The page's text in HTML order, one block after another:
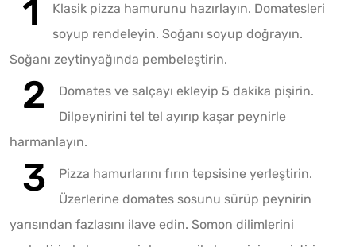
Klasik pizza hamurunu hazırlayın. Domatesleri
soyup rendeleyin. Soğanı soyup doğrayın.
Soğanı zeytinyağında pembeleştirin.
Domates ve salçayı ekleyip 5 dakika pişirin.
Dilpeynirini tel tel ayırıp kaşar peynirle
harmanlayın.
Pizza hamurlarını fırın tepsisine yerleştirin.
Üzerlerine domates sosunu sürüp peynirin
yarısından fazlasını ilave edin. Somon dilimlerini